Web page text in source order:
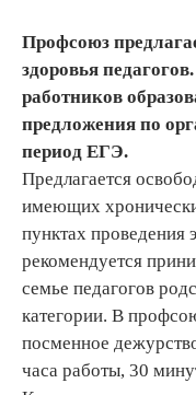
Профсоюз
здоровья
работников
предложения по
период ЕГЭ.
Предлагается
имеющих
пунктах проведения
рекомендуется
семье педагогов
категории. В
посменное
часа работы, 30